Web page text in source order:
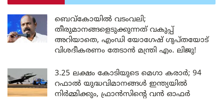
ബെവ്കോയിൽ വടംവലി;
തീരുമാനങ്ങളെടുക്കുന്നത് വകുപ്പ്
അറിയാതെ, എംഡി യോഗേഷ് ഗുപ്തയോട്
വിശദീകരണം തേടാൻ മന്ത്രി എം. ലിജു!
3.25 ലക്ഷം കോടിയുടെ മെഗാ കരാർ; 94
റഫാൽ യുദ്ധവിമാനങ്ങൾ ഇന്ത്യയിൽ
നിർമ്മിക്കും, ഫ്രാൻസിന്റെ വൻ ഓഫർ